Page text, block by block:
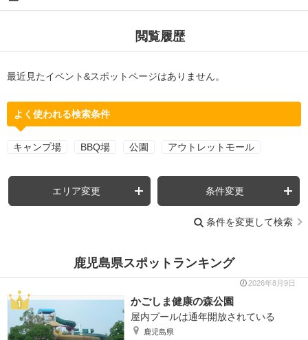
閲覧履歴
最近見たイベント&スポットページはありません。
よく使われる検索条件
キャンプ場 BBQ場 公園 アウトレットモール
エリア変更 条件変更
条件を変更して検索
鹿児島県スポットランキング
2026年8月9日
かごしま健康の森公園
屋内プールは通年開放されている
鹿児島県